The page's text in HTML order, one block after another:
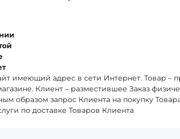
имеющий адрес в сети Интернет. Товар –
Клиент – разместившее Заказ
образом запрос Клиента на покупку
по доставке Товаров Клиента